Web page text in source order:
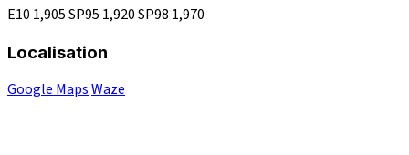
E10 1,905SP95 1,920SP98 1,970
Localisation
Google MapsWaze